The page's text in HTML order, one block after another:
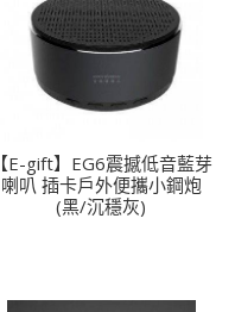
【E-gift】EG6震撼低音藍芽
喇叭 插卡戶外便攜小鋼炮
(黑/沉穩灰)